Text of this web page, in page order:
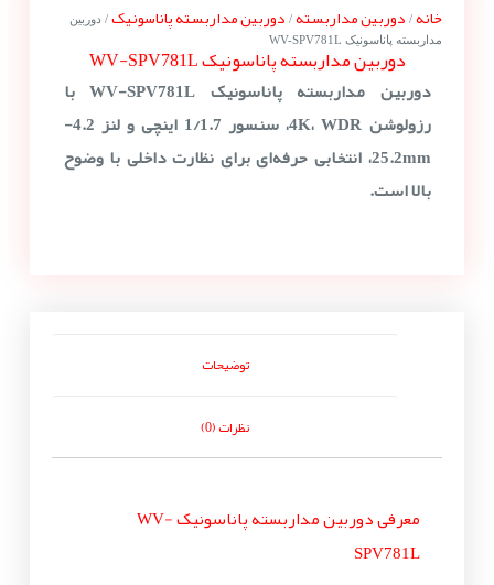
خانه/ دوربین مداربسته/ دوربین مداربسته پاناسونیک/ دوربین
مداربسته پاناسونیک WV-SPV781L
دوربین مداربسته پاناسونیک WV-SPV781L
دوربین مداربسته پاناسونیک WV-SPV781L با
رزولوشن 4K، WDR، سنسور 1/1.7 اینچی و لنز 4.2-
25.2mm، انتخابی حرفه‌ای برای نظارت داخلی با وضوح
بالا است.
توضیحات
نظرات (0)
معرفی دوربین مداربسته پاناسونیک WV-
SPV781L